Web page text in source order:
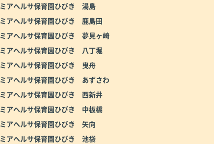
ミアヘルサ保育園ひびき 湯島
ミアヘルサ保育園ひびき 鹿島田
ミアヘルサ保育園ひびき 夢見ヶ崎
ミアヘルサ保育園ひびき 八丁堀
ミアヘルサ保育園ひびき 曳舟
ミアヘルサ保育園ひびき あずさわ
ミアヘルサ保育園ひびき 西新井
ミアヘルサ保育園ひびき 中板橋
ミアヘルサ保育園ひびき 矢向
ミアヘルサ保育園ひびき 池袋